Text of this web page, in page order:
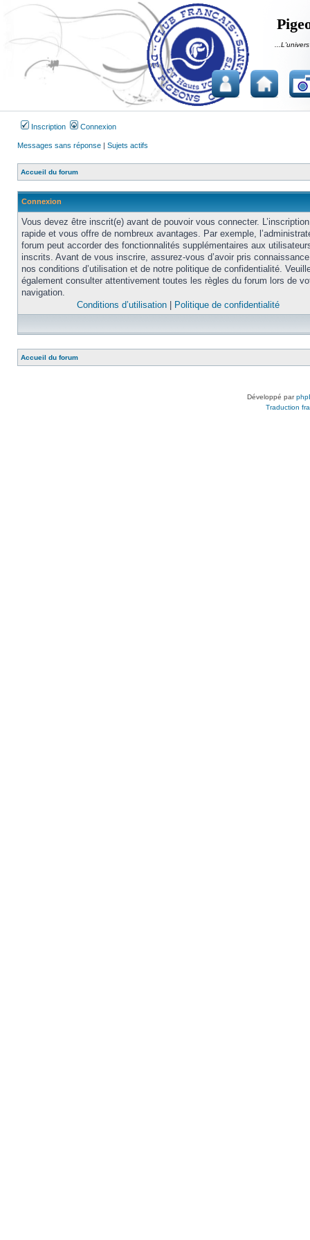
Inscription Connexion
Messages sans réponse | Sujets actifs
Accueil du forum
Connexion
Vous devez être inscrit(e) avant de pouvoir vous connecter.
rapide et vous offre de nombreux avantages. Par exemple,
forum peut accorder des fonctionnalités supplémentaires aux
inscrits. Avant de vous inscrire, assurez-vous d’avoir pris
nos conditions d’utilisation et de notre politique de confidentialité.
également consulter attentivement toutes les règles du forum lors de
navigation.
Conditions d’utilisation
Politique de confidentialité
Accueil du forum
Développé par
Traduction